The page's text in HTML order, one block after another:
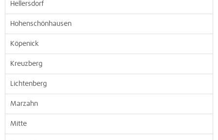
Hellersdorf
Hohenschönhausen
Köpenick
Kreuzberg
Lichtenberg
Marzahn
Mitte